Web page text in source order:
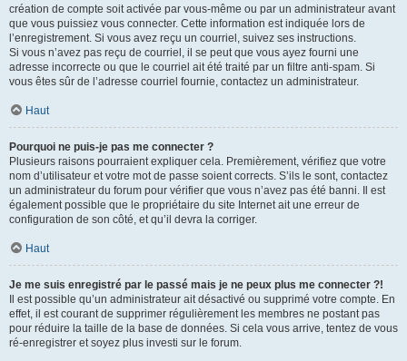
création de compte soit activée par vous-même ou par un administrateur avant
que vous puissiez vous connecter. Cette information est indiquée lors de
l’enregistrement. Si vous avez reçu un courriel, suivez ses instructions.
Si vous n’avez pas reçu de courriel, il se peut que vous ayez fourni une
adresse incorrecte ou que le courriel ait été traité par un filtre anti-spam. Si
vous êtes sûr de l’adresse courriel fournie, contactez un administrateur.
Haut
Pourquoi ne puis-je pas me connecter ?
Plusieurs raisons pourraient expliquer cela. Premièrement, vérifiez que votre
nom d’utilisateur et votre mot de passe soient corrects. S’ils le sont, contactez
un administrateur du forum pour vérifier que vous n’avez pas été banni. Il est
également possible que le propriétaire du site Internet ait une erreur de
configuration de son côté, et qu’il devra la corriger.
Haut
Je me suis enregistré par le passé mais je ne peux plus me connecter ?!
Il est possible qu’un administrateur ait désactivé ou supprimé votre compte. En
effet, il est courant de supprimer régulièrement les membres ne postant pas
pour réduire la taille de la base de données. Si cela vous arrive, tentez de vous
ré-enregistrer et soyez plus investi sur le forum.